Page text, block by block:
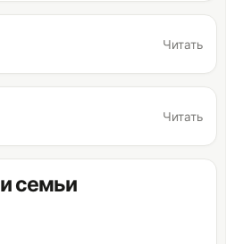
Читать
Читать
семьи